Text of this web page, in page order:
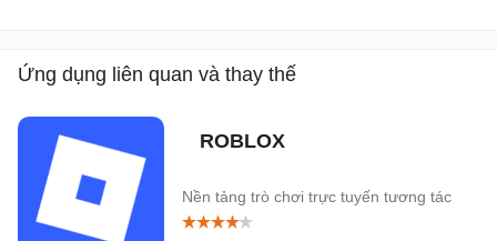
Ứng dụng liên quan và thay thế
ROBLOX
Nền tảng trò chơi trực tuyến tương tác